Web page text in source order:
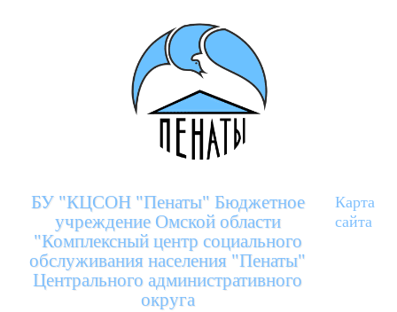
БУ "КЦСОН "Пенаты" Бюджетное
учреждение Омской области
"Комплексный центр социального
обслуживания населения "Пенаты"
Центрального административного
округа
Карта
сайта